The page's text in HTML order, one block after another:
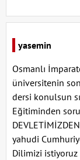
yasemin
Osmanlı
üniversitenin
dersi konulsun
Eğitiminden
yahudi
Dilimizi istiyoruz